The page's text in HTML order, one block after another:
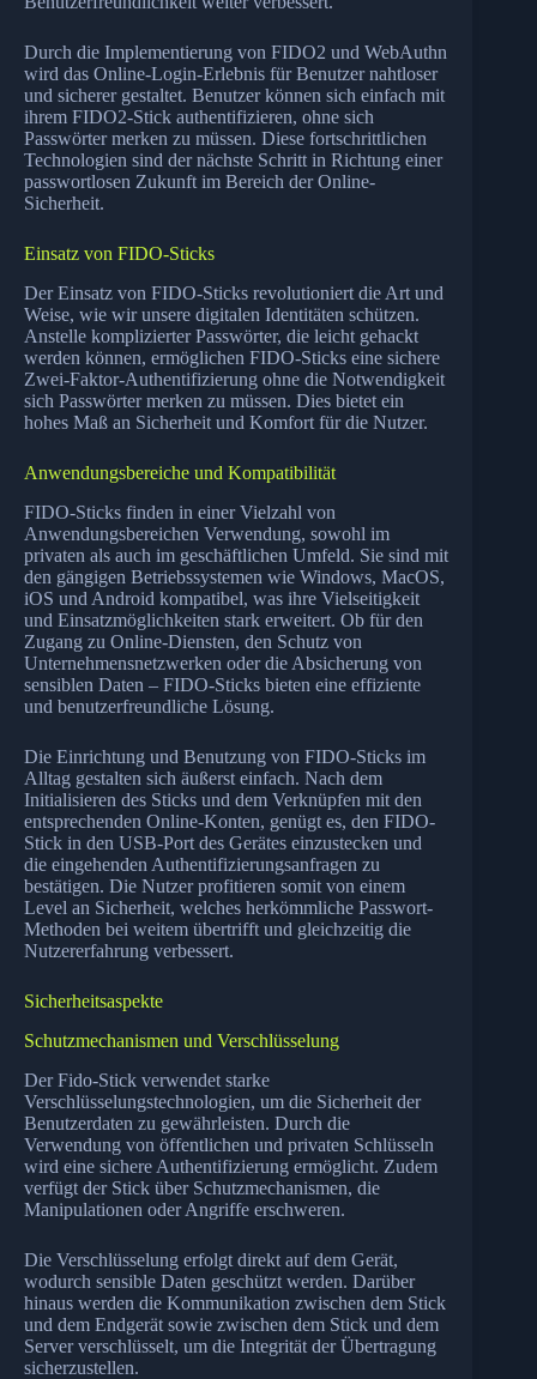
Durch die Implementierung von FIDO2 und WebAuthn
wird das Online-Login-Erlebnis für Benutzer nahtloser
und sicherer gestaltet. Benutzer können sich einfach mit
ihrem FIDO2-Stick authentifizieren, ohne sich
Passwörter merken zu müssen. Diese fortschrittlichen
Technologien sind der nächste Schritt in Richtung einer
passwortlosen Zukunft im Bereich der Online-
Sicherheit.
Einsatz von FIDO-Sticks
Der Einsatz von FIDO-Sticks revolutioniert die Art und
Weise, wie wir unsere digitalen Identitäten schützen.
Anstelle komplizierter Passwörter, die leicht gehackt
werden können, ermöglichen FIDO-Sticks eine sichere
Zwei-Faktor-Authentifizierung ohne die Notwendigkeit
sich Passwörter merken zu müssen. Dies bietet ein
hohes Maß an Sicherheit und Komfort für die Nutzer.
Anwendungsbereiche und Kompatibilität
FIDO-Sticks finden in einer Vielzahl von
Anwendungsbereichen Verwendung, sowohl im
privaten als auch im geschäftlichen Umfeld. Sie sind mit
den gängigen Betriebssystemen wie Windows, MacOS,
iOS und Android kompatibel, was ihre Vielseitigkeit
und Einsatzmöglichkeiten stark erweitert. Ob für den
Zugang zu Online-Diensten, den Schutz von
Unternehmensnetzwerken oder die Absicherung von
sensiblen Daten – FIDO-Sticks bieten eine effiziente
und benutzerfreundliche Lösung.
Die Einrichtung und Benutzung von FIDO-Sticks im
Alltag gestalten sich äußerst einfach. Nach dem
Initialisieren des Sticks und dem Verknüpfen mit den
entsprechenden Online-Konten, genügt es, den FIDO-
Stick in den USB-Port des Gerätes einzustecken und
die eingehenden Authentifizierungsanfragen zu
bestätigen. Die Nutzer profitieren somit von einem
Level an Sicherheit, welches herkömmliche Passwort-
Methoden bei weitem übertrifft und gleichzeitig die
Nutzererfahrung verbessert.
Sicherheitsaspekte
Schutzmechanismen und Verschlüsselung
Der Fido-Stick verwendet starke
Verschlüsselungstechnologien, um die Sicherheit der
Benutzerdaten zu gewährleisten. Durch die
Verwendung von öffentlichen und privaten Schlüsseln
wird eine sichere Authentifizierung ermöglicht. Zudem
verfügt der Stick über Schutzmechanismen, die
Manipulationen oder Angriffe erschweren.
Die Verschlüsselung erfolgt direkt auf dem Gerät,
wodurch sensible Daten geschützt werden. Darüber
hinaus werden die Kommunikation zwischen dem Stick
und dem Endgerät sowie zwischen dem Stick und dem
Server verschlüsselt, um die Integrität der Übertragung
sicherzustellen.